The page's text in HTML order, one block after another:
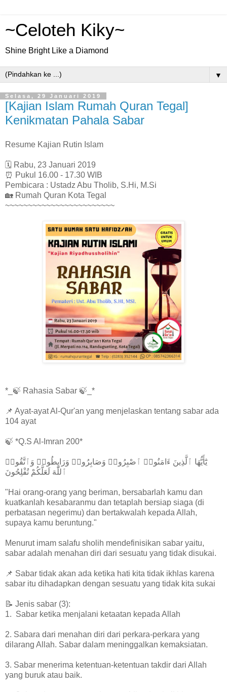
~Celoteh Kiky~
Shine Bright Like a Diamond
▼
Selasa, 29 Januari 2019
[Kajian Islam Rumah Quran Tegal]
Kenikmatan Pahala Sabar
Resume Kajian Rutin Islam
🗓 Rabu, 23 Januari 2019
⏰ Pukul 16.00 - 17.30 WIB
Pembicara : Ustadz Abu Tholib, S.Hi, M.Si
🏡 Rumah Quran Kota Tegal
~~~~~~~~~~~~~~~~~~~~~~~~
*_🍃 Rahasia Sabar 🍃_*
📌 Ayat-ayat Al-Qur'an yang menjelaskan tentang sabar ada
104 ayat
🍃 *Q.S Al-Imran 200*
يَٰٓأَيُّهَا ٱلَّذِينَ ءَامَنُوا۟ ٱصْبِرُوا۟ وَصَابِرُوا۟ وَرَابِطُوا۟ وَٱتَّقُوا۟
ٱللَّهَ لَعَلَّكُمْ تُفْلِحُونَ
"Hai orang-orang yang beriman, bersabarlah kamu dan
kuatkanlah kesabaranmu dan tetaplah bersiap siaga (di
perbatasan negerimu) dan bertakwalah kepada Allah,
supaya kamu beruntung."
Menurut imam salafu sholih mendefinisikan sabar yaitu,
sabar adalah menahan diri dari sesuatu yang tidak disukai.
📌 Sabar tidak akan ada ketika hati kita tidak ikhlas karena
sabar itu dihadapkan dengan sesuatu yang tidak kita sukai
📝 Jenis sabar (3):
1. Sabar ketika menjalani ketaatan kepada Allah
2. Sabara dari menahan diri dari perkara-perkara yang
dilarang Allah. Sabar dalam meninggalkan kemaksiatan.
3. Sabar menerima ketentuan-ketentuan takdir dari Allah
yang buruk atau baik.